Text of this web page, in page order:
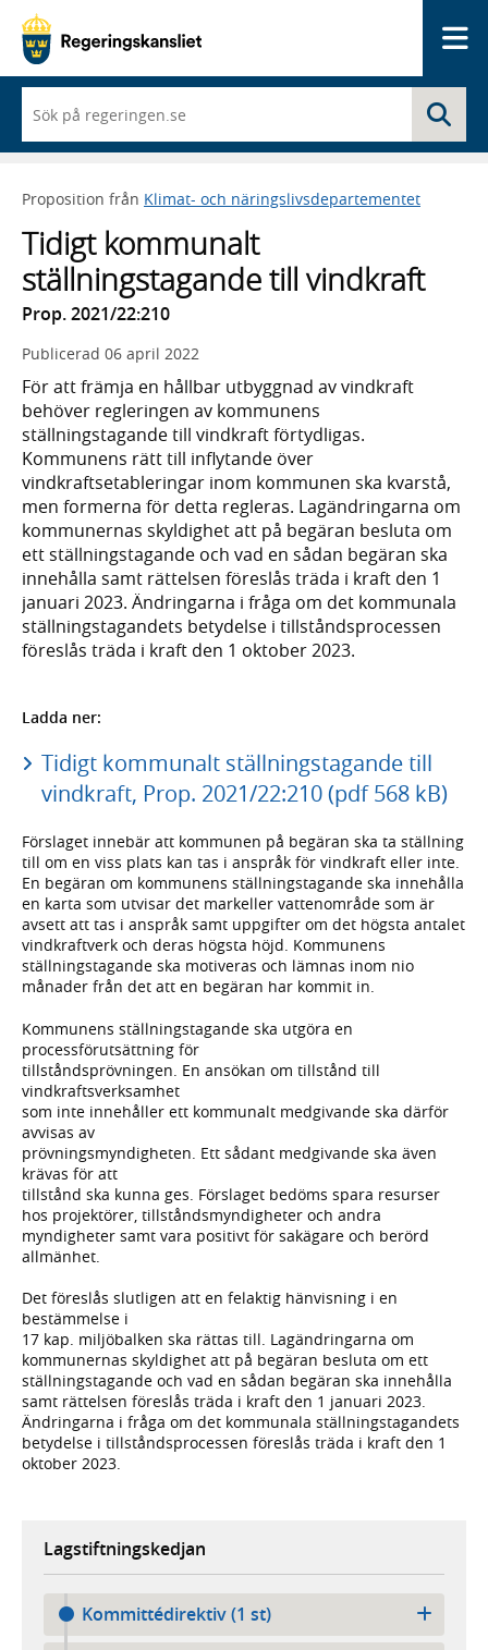
du
börjar
skriva
framträder
lista
med
sökförslag
Proposition från Klimat- och näringslivsdepartementet
Tidigt kommunalt
ställningstagande till vindkraft
Prop. 2021/22:210
Publicerad 06 april 2022
För att främja en hållbar utbyggnad av vindkraft
behöver regleringen av kommunens
ställningstagande till vindkraft förtydligas.
Kommunens rätt till inflytande över
vindkraftsetableringar inom kommunen ska kvarstå,
men formerna för detta regleras. Lagändringarna om
kommunernas skyldighet att på begäran besluta om
ett ställningstagande och vad en sådan begäran ska
innehålla samt rättelsen föreslås träda i kraft den 1
januari 2023. Ändringarna i fråga om det kommunala
ställningstagandets betydelse i tillståndsprocessen
föreslås träda i kraft den 1 oktober 2023.
Ladda ner:
Tidigt kommunalt ställningstagande till
vindkraft, Prop. 2021/22:210 (pdf 568 kB)
Förslaget innebär att kommunen på begäran ska ta ställning
till om en viss plats kan tas i anspråk för vindkraft eller inte.
En begäran om kommunens ställningstagande ska innehålla
en karta som utvisar det markeller vattenområde som är
avsett att tas i anspråk samt uppgifter om det högsta antalet
vindkraftverk och deras högsta höjd. Kommunens
ställningstagande ska motiveras och lämnas inom nio
månader från det att en begäran har kommit in.
Kommunens ställningstagande ska utgöra en
processförutsättning för
tillståndsprövningen. En ansökan om tillstånd till
vindkraftsverksamhet
som inte innehåller ett kommunalt medgivande ska därför
avvisas av
prövningsmyndigheten. Ett sådant medgivande ska även
krävas för att
tillstånd ska kunna ges. Förslaget bedöms spara resurser
hos projektörer, tillståndsmyndigheter och andra
myndigheter samt vara positivt för sakägare och berörd
allmänhet.
Det föreslås slutligen att en felaktig hänvisning i en
bestämmelse i
17 kap. miljöbalken ska rättas till. Lagändringarna om
kommunernas skyldighet att på begäran besluta om ett
ställningstagande och vad en sådan begäran ska innehålla
samt rättelsen föreslås träda i kraft den 1 januari 2023.
Ändringarna i fråga om det kommunala ställningstagandets
betydelse i tillståndsprocessen föreslås träda i kraft den 1
oktober 2023.
Lagstiftningskedjan
Kommittédirektiv (1 st)